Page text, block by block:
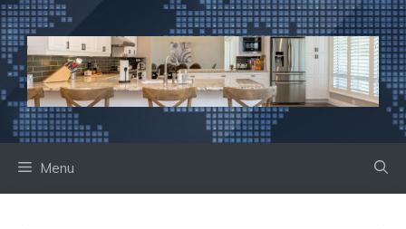
Ga
naar
de
inhoud
Menu